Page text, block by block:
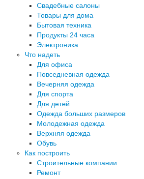
Свадебные салоны
Товары для дома
Бытовая техника
Продукты 24 часа
Электроника
Что надеть
Для офиса
Повседневная одежда
Вечерняя одежда
Для спорта
Для детей
Одежда больших размеров
Молодежная одежда
Верхняя одежда
Обувь
Как построить
Строительные компании
Ремонт